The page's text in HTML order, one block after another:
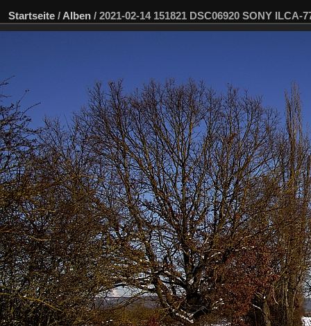
Startseite / Alben / 2021-02-14 151821 DSC06920 SONY ILCA-